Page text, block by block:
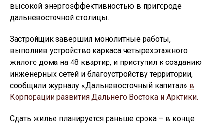
высокой энергоэффективностью в пригороде
дальневосточной столицы.
Застройщик завершил монолитные работы,
выполнив устройство каркаса четырехэтажного
жилого дома на 48 квартир, и приступил к созданию
инженерных сетей и благоустройству территории,
сообщили журналу «Дальневосточный капитал» в
Корпорации развития Дальнего Востока и Арктики.
Сдать жилье планируется раньше срока – в конце